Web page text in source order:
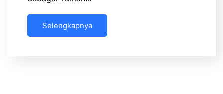
Selengkapnya